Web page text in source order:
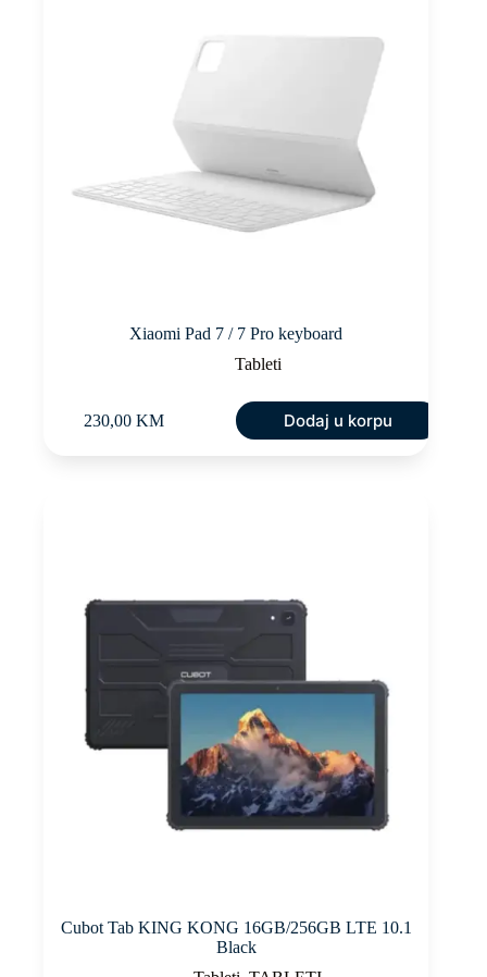
Xiaomi Pad 7 / 7 Pro keyboard
Tableti
230,00 KM Dodaj u korpu
Cubot Tab KING KONG 16GB/256GB LTE 10.1
Black